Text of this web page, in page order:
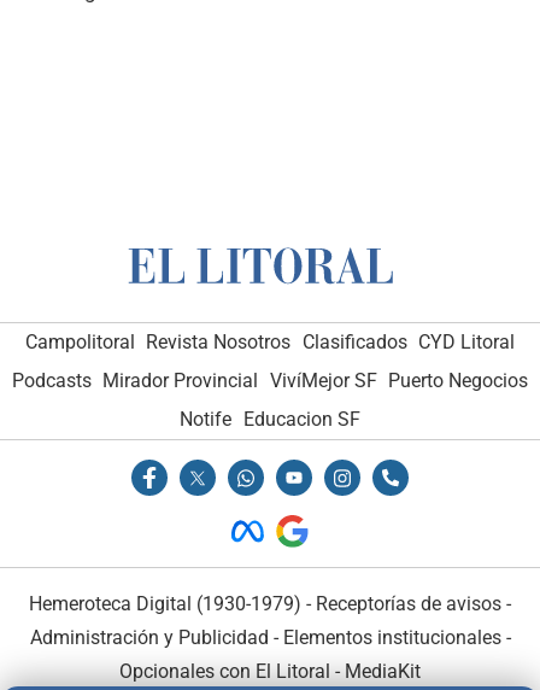
Campolitoral Revista Nosotros Clasificados CYD Litoral
Podcasts Mirador Provincial VivíMejor SF Puerto Negocios
Notife Educacion SF
Hemeroteca Digital (1930-1979) - Receptorías de avisos -
Administración y Publicidad - Elementos institucionales-
Opcionales con El Litoral - MediaKit